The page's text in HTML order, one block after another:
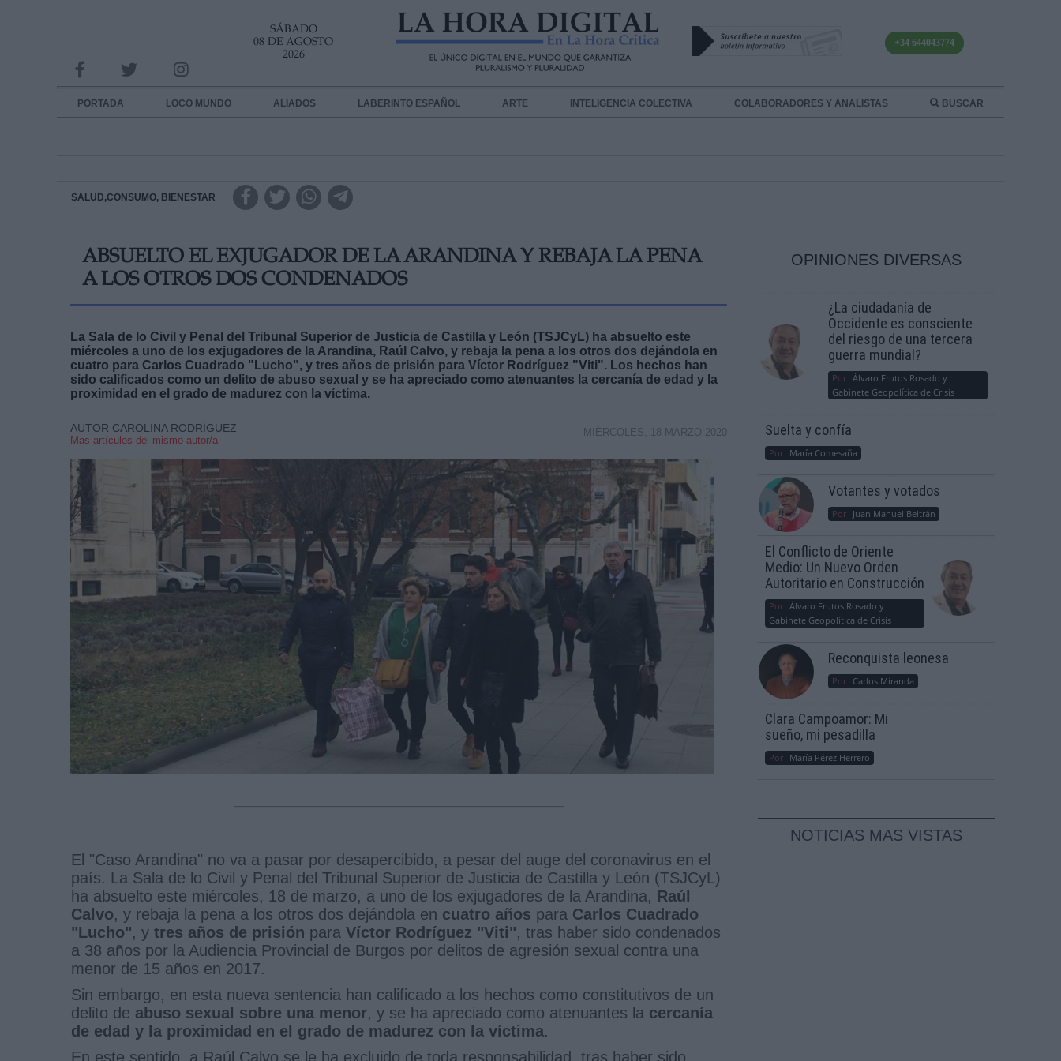
SÁBADO
08 DE AGOSTO
2026
+34 644043774
PORTADA LOCO MUNDO ALIADOS LABERINTO ESPAÑOL ARTE INTELIGENCIA COLECTIVA COLABORADORES Y ANALISTAS BUSCAR
SALUD,CONSUMO, BIENESTAR
ABSUELTO EL EXJUGADOR DE LA ARANDINA Y REBAJA LA PENA
A LOS OTROS DOS CONDENADOS
La Sala de lo Civil y Penal del Tribunal Superior de Justicia de Castilla y León (TSJCyL) ha absuelto este
miércoles a uno de los exjugadores de la Arandina, Raúl Calvo, y rebaja la pena a los otros dos dejándola en
cuatro para Carlos Cuadrado "Lucho", y tres años de prisión para Víctor Rodríguez "Viti". Los hechos han
sido calificados como un delito de abuso sexual y se ha apreciado como atenuantes la cercanía de edad y la
proximidad en el grado de madurez con la víctima.
AUTOR CAROLINA RODRÍGUEZ
Mas artículos del mismo autor/a
MIÉRCOLES, 18 MARZO 2020
El "Caso Arandina" no va a pasar por desapercibido, a pesar del auge del coronavirus en el
país. La Sala de lo Civil y Penal del Tribunal Superior de Justicia de Castilla y León (TSJCyL)
ha absuelto este miércoles, 18 de marzo, a uno de los exjugadores de la Arandina, Raúl
Calvo, y rebaja la pena a los otros dos dejándola en cuatro años para Carlos Cuadrado
"Lucho", y tres años de prisión para Víctor Rodríguez "Viti", tras haber sido condenados
a 38 años por la Audiencia Provincial de Burgos por delitos de agresión sexual contra una
menor de 15 años en 2017.
Sin embargo, en esta nueva sentencia han calificado a los hechos como constitutivos de un
delito de abuso sexual sobre una menor, y se ha apreciado como atenuantes la cercanía
de edad y la proximidad en el grado de madurez con la víctima.
En este sentido, a Raúl Calvo se le ha excluido de toda responsabilidad, tras haber sido
OPINIONES DIVERSAS
¿La ciudadanía de
Occidente es consciente
del riesgo de una tercera
guerra mundial?
Por Álvaro Frutos Rosado y
Gabinete Geopolítica de Crisis
Suelta y confía
Por María Comesaña
Votantes y votados
Por Juan Manuel Beltrán
El Conflicto de Oriente
Medio: Un Nuevo Orden
Autoritario en Construcción
Por Álvaro Frutos Rosado y
Gabinete Geopolítica de Crisis
Reconquista leonesa
Por Carlos Miranda
Clara Campoamor: Mi
sueño, mi pesadilla
Por María Pérez Herrero
NOTICIAS MAS VISTAS
INFORMACION SOBRE LA PROTECCIÓN DE TUS DATOS
Responsable:
Destinatarios:
link
Información adicional
link